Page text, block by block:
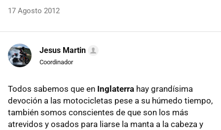
17 Agosto 2012
Jesus Martin
Coordinador
Todos sabemos que en Inglaterra hay grandísima
devoción a las motocicletas pese a su húmedo tiempo,
también somos conscientes de que son los más
atrevidos y osados para liarse la manta a la cabeza y